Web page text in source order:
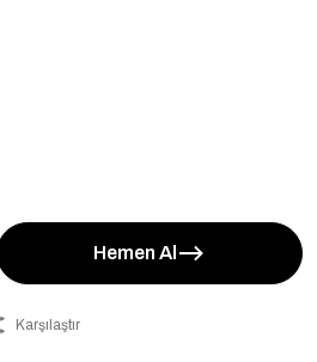
Hemen Al
Karşılaştır